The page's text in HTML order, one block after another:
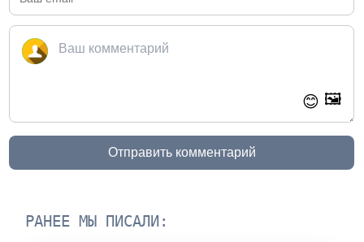
😊 🖼️
Отправить комментарий
РАНЕЕ МЫ ПИСАЛИ: